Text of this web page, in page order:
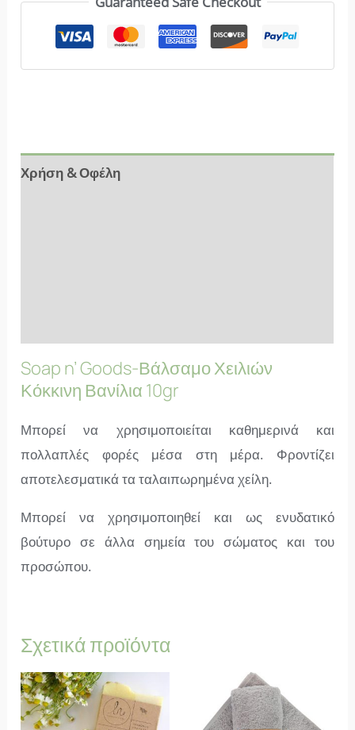
Χρήση & Οφέλη
Soap n’ Goods-Βάλσαμο Χειλιών
Κόκκινη Βανίλια 10gr
Μπορεί να χρησιμοποιείται καθημερινά και
πολλαπλές φορές μέσα στη μέρα. Φροντίζει
αποτελεσματικά τα ταλαιπωρημένα χείλη.
Μπορεί να χρησιμοποιηθεί και ως ενυδατικό
βούτυρο σε άλλα σημεία του σώματος και του
προσώπου.
Σχετικά προϊόντα